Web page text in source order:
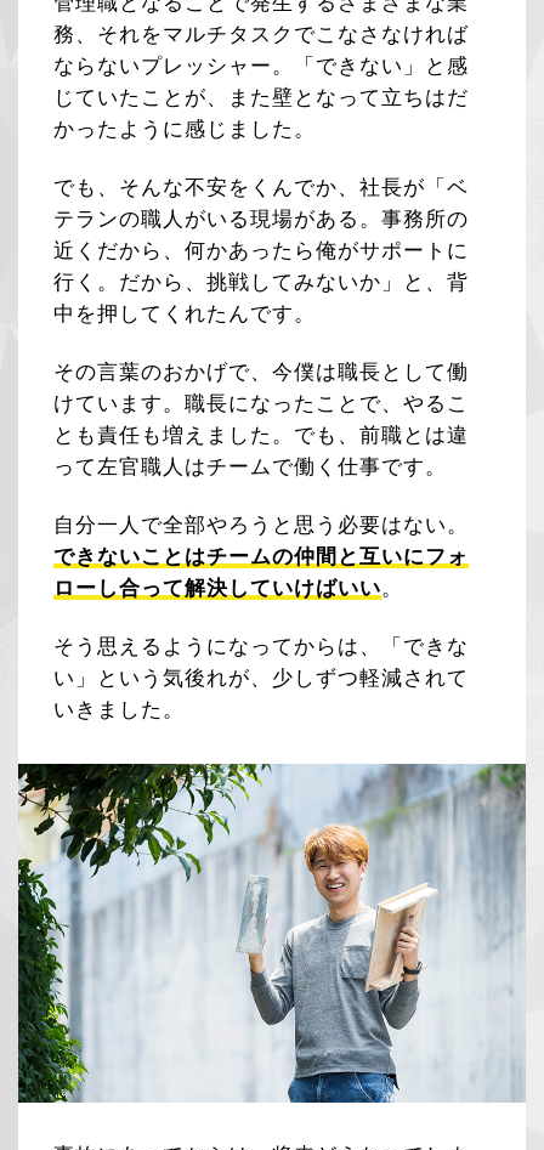
務、それをマルチタスクでこなさなければ
ならないプレッシャー。「できない」と感
じていたことが、また壁となって立ちはだ
かったように感じました。
でも、そんな不安をくんでか、社長が「ベ
テランの職人がいる現場がある。事務所の
近くだから、何かあったら俺がサポートに
行く。だから、挑戦してみないか」と、背
中を押してくれたんです。
その言葉のおかげで、今僕は職長として働
けています。職長になったことで、やるこ
とも責任も増えました。でも、前職とは違
って左官職人はチームで働く仕事です。
自分一人で全部やろうと思う必要はない。
できないことはチームの仲間と互いにフォ
ローし合って解決していけばいい。
そう思えるようになってからは、「できな
い」という気後れが、少しずつ軽減されて
いきました。